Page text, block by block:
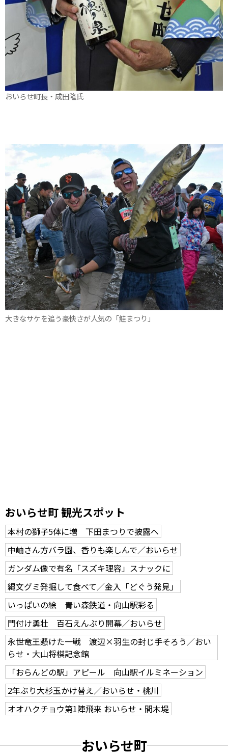
おいらせ町長・成田隆氏
大きなサケを追う豪快さが人気の「鮭まつり」
おいらせ町 観光スポット
本村の獅子5体に増 下田まつりで披露へ
中岫さん方バラ園、香りも楽しんで／おいらせ
ガンダム像で有名「スズキ理容」スナックに
縄文グミ発掘して食べて／金入「どぐう発見」
いっぱいの絵 青い森鉄道・向山駅彩る
門付け勇壮 百石えんぶり開幕／おいらせ
永世竜王懸けた一戦 渡辺×羽生の封じ手そろう／おい
らせ・大山将棋記念館
「おらんどの駅」アピール 向山駅イルミネーション
2年ぶり大杉玉かけ替え／おいらせ・桃川
オオハクチョウ第1陣飛来 おいらせ・間木堤
おいらせ町